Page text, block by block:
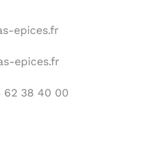
epices.fr
epices.fr
38 40 00